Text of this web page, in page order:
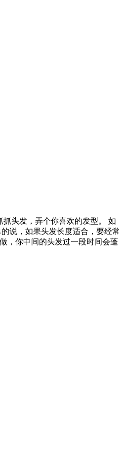
头发，弄个你喜欢的发型。 如
说，如果头发长度适合，要经常
，你中间的头发过一段时间会蓬